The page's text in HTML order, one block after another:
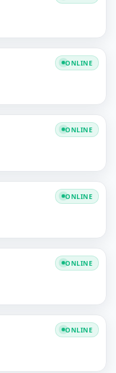
ONLINE
ONLINE
ONLINE
ONLINE
ONLINE